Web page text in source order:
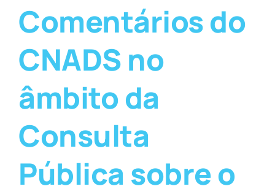
Comentários do
CNADS no
âmbito da
Consulta
Pública sobre o